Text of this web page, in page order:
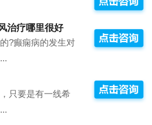
治疗哪里很好
?癫痫病的发生对
只要是有一线希